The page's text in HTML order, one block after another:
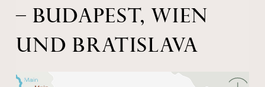
– BUDAPEST, WIEN
UND BRATISLAVA